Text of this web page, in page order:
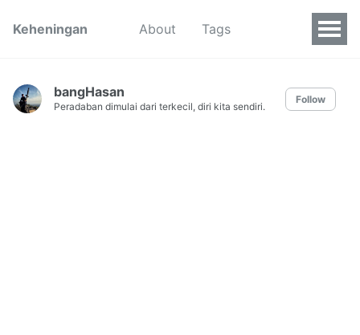
Keheningan About Tags
bangHasan
Peradaban dimulai dari terkecil, diri kita sendiri.
Follow